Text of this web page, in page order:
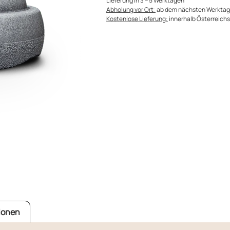
Abholung vor Ort:ab dem nächsten Werktag
Kostenlose Lieferung: innerhalb